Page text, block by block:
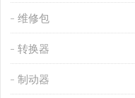
维修包
转换器
制动器